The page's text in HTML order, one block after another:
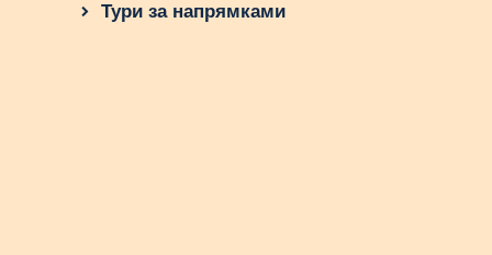
Тури за напрямками